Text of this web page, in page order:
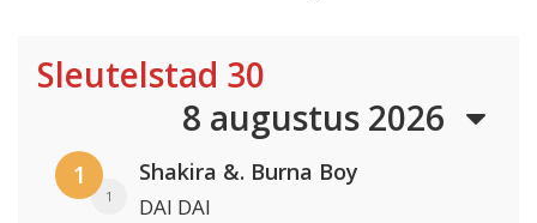
Sleutelstad 30
8 augustus 2026
1
1
Shakira &. Burna Boy
DAI DAI